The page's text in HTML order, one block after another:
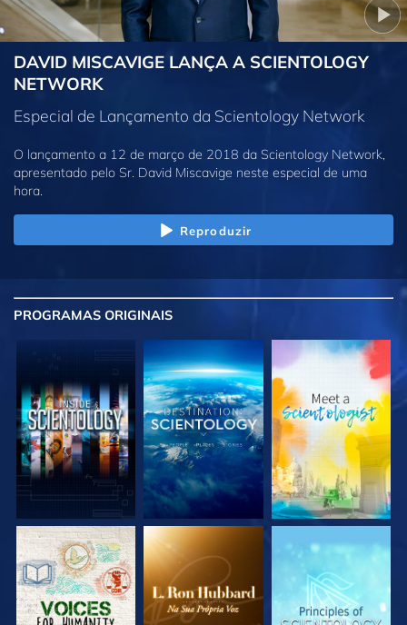
DAVID MISCAVIGE LANÇA A SCIENTOLOGY
NETWORK
Especial de Lançamento da Scientology Network
O lançamento a 12 de março de 2018 da Scientology Network,
apresentado pelo Sr. David Miscavige neste especial de uma
hora.
Reproduzir
PROGRAMAS ORIGINAIS
EXPLORE A SÉRIE EXPLORE A SÉRIE EXPLORE A SÉRIE